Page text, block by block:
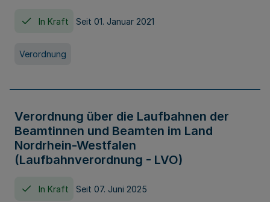
In Kraft Seit 01. Januar 2021
Verordnung
Verordnung über die Laufbahnen der
Beamtinnen und Beamten im Land
Nordrhein-Westfalen
(Laufbahnverordnung - LVO)
In Kraft Seit 07. Juni 2025